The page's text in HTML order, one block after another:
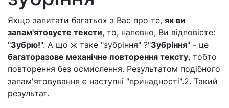
Якщо запитати багатьох з Вас про те, як ви
запам'ятовуєте тексти, то, напевно, Ви відповісте:
"Зубрю!". А що ж таке "зубріння" ?"Зубріння" - це
багаторазове механічне повторення тексту, тобто
повторення без осмислення. Результатом подібного
запам'ятовування є наступні "принадності".2. Такий
результат.